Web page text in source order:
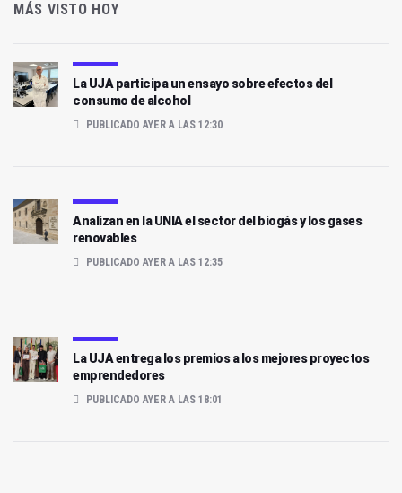
MÁS VISTO HOY
La UJA participa un ensayo sobre efectos del
consumo de alcohol
PUBLICADO AYER A LAS 12:30
Analizan en la UNIA el sector del biogás y los gases
renovables
PUBLICADO AYER A LAS 12:35
La UJA entrega los premios a los mejores proyectos
emprendedores
PUBLICADO AYER A LAS 18:01